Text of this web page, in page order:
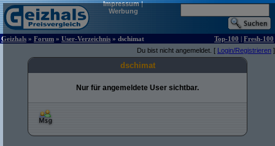
Impressum|
Werbung
Geizhals » Forum » User-Verzeichnis » dschimat Top-100 | Fresh-100
Du bist nicht angemeldet. [ Login/Registrieren ]
dschimat
Nur für angemeldete User sichtbar.